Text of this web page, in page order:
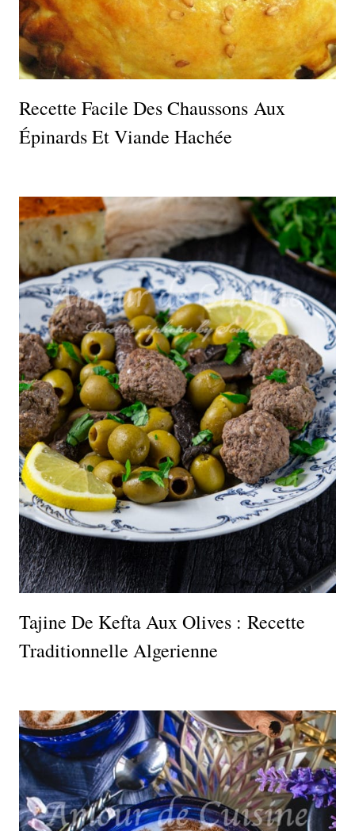
Recette Facile Des Chaussons Aux
Épinards Et Viande Hachée
Tajine De Kefta Aux Olives : Recette
Traditionnelle Algerienne